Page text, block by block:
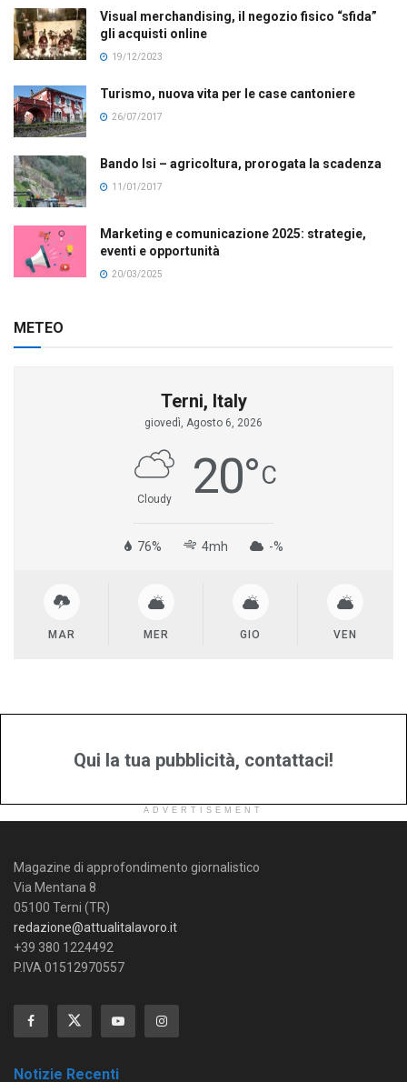
Visual merchandising, il negozio fisico “sfida”
gli acquisti online
19/12/2023
Turismo, nuova vita per le case cantoniere
26/07/2017
Bando Isi – agricoltura, prorogata la scadenza
11/01/2017
Marketing e comunicazione 2025: strategie,
eventi e opportunità
20/03/2025
METEO
Terni, Italy
giovedì, Agosto 6, 2026
Cloudy 20°C
76% 4mh -%
MAR MER GIO VEN
Qui la tua pubblicità, contattaci!
ADVERTISEMENT
Magazine di approfondimento giornalistico
Via Mentana 8
05100 Terni (TR)
redazione@attualitalavoro.it
+39 380 1224492
P.IVA 01512970557
Notizie Recenti